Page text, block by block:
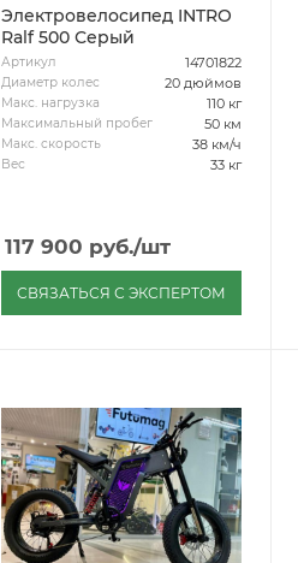
Электровелосипед INTRO
Ralf 500 Серый
Артикул 14701822
Диаметр колес 20 дюймов
Макс. нагрузка 110 кг
Максимальный пробег 50 км
Макс. скорость 38 км/ч
Вес 33 кг
117 900 руб./шт
СВЯЗАТЬСЯ С ЭКСПЕРТОМ